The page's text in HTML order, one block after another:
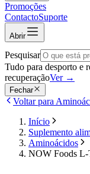
Promoções
ContactoSuporte
Abrir
Pesquisar
Tudo para desporto e
recuperaçãoVer →
Fechar
Voltar para
Início
Suplemento
Aminoácidos
NOW Foods L-